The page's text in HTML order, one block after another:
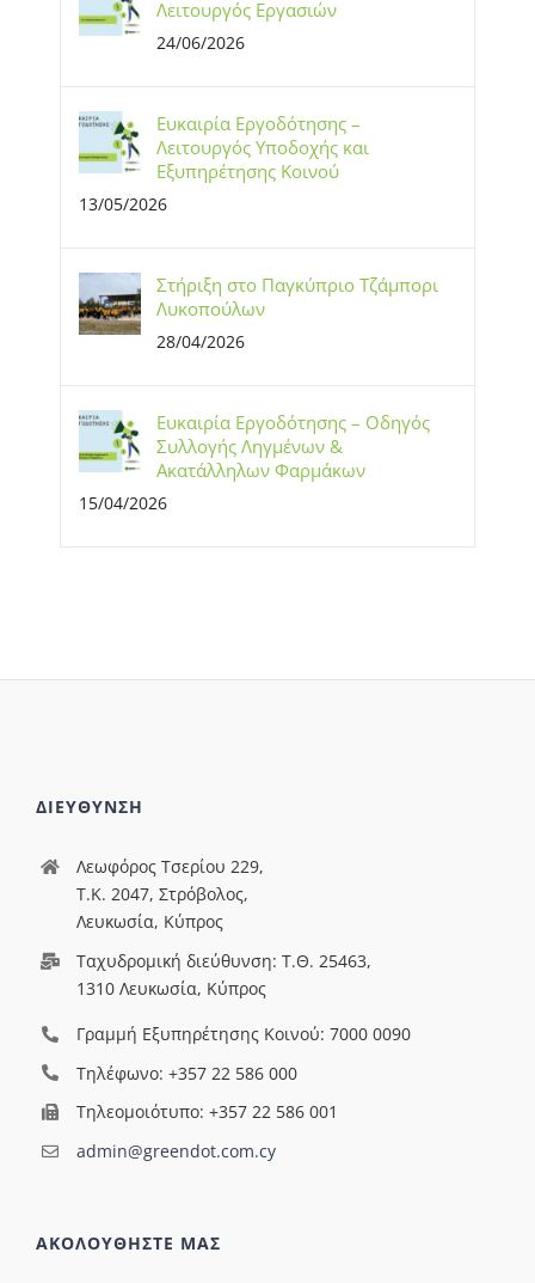
Λειτουργός Εργασιών
24/06/2026
Ευκαιρία Εργοδότησης –
Λειτουργός Υποδοχής και
Εξυπηρέτησης Κοινού
13/05/2026
Στήριξη στο Παγκύπριο Τζάμπορι
Λυκοπούλων
28/04/2026
Ευκαιρία Εργοδότησης – Οδηγός
Συλλογής Ληγμένων &
Ακατάλληλων Φαρμάκων
15/04/2026
ΔΙΕΥΘΥΝΣΗ
Λεωφόρος Τσερίου 229,
T.Κ. 2047, Στρόβολος,
Λευκωσία, Κύπρος
Ταχυδρομική διεύθυνση: Τ.Θ. 25463,
1310 Λευκωσία, Κύπρος
Γραμμή Εξυπηρέτησης Κοινού: 7000 0090
Τηλέφωνο: +357 22 586 000
Τηλεομοιότυπο: +357 22 586 001
admin@greendot.com.cy
ΑΚΟΛΟΥΘΗΣΤΕ ΜΑΣ